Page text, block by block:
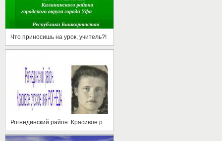
Что приносишь на урок, учитель?!